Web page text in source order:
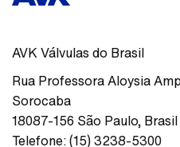
AVK Válvulas do Brasil
Rua Professora Aloysia
Sorocaba
18087-156 São Paulo, Brasil
Telefone:(15) 3238-5300